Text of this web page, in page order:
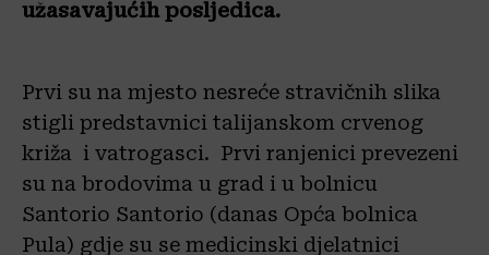
užasavajućih posljedica.
Prvi su na mjesto nesreće stravičnih slika
stigli predstavnici talijanskom crvenog
križa i vatrogasci. Prvi ranjenici prevezeni
su na brodovima u grad i u bolnicu
Santorio Santorio (danas Opća bolnica
Pula) gdje su se medicinski djelatnici